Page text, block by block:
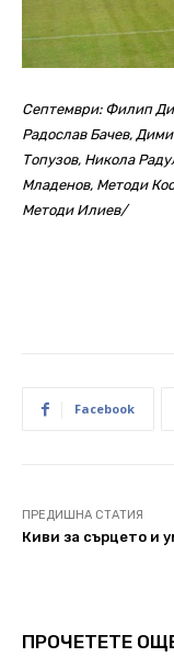
Септември: Филип
Радослав Бачев,
Топузов, Никола
Младенов, Методи
Методи Илиев/
Facebook
ПРЕДИШНА СТАТИЯ
Киви за сърцето и
ПРОЧЕТЕТЕ